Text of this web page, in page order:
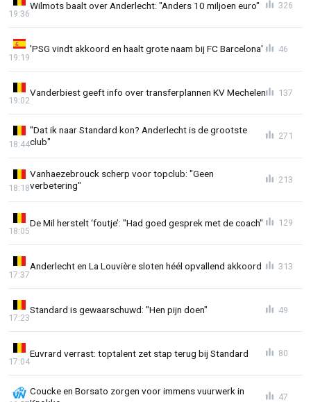
Wilmots baalt over Anderlecht: "Anders 10 miljoen euro"
19:36
326
'PSG vindt akkoord en haalt grote naam bij FC Barcelona'
19:19
46
Vanderbiest geeft info over transferplannen KV Mechelen
19:02
137
"Dat ik naar Standard kon? Anderlecht is de grootste
club"
18:44
271
Vanhaezebrouck scherp voor topclub: "Geen
verbetering"
18:18
213
De Mil herstelt ‘foutje’: "Had goed gesprek met de coach"
18:05
129
Anderlecht en La Louvière sloten héél opvallend akkoord
17:37
313
Standard is gewaarschuwd: "Hen pijn doen"
17:23
49
Euvrard verrast: toptalent zet stap terug bij Standard
17:04
80
Coucke en Borsato zorgen voor immens vuurwerk in
47